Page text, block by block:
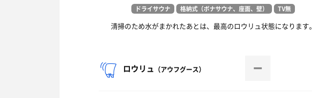
ドライサウナ 格納式（ボナサウナ、座面、壁） TV無
清掃のため水がまかれたあとは、最高のロウリュ状態になります。
ロウリュ （アウフグース）